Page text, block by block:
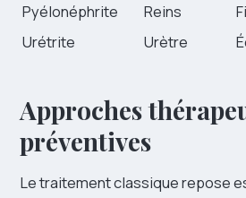
Pyélonéphrite
Reins
Urétrite
Urètre
Approches
préventives
Le traitement classique repose